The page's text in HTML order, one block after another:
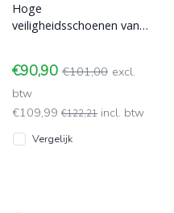
Hoge
veiligheidsschoenen van
aan EN ISO 20345
normering.
€90,90 €101,00 excl.
btw
€109,99 €122,21 incl. btw
Vergelijk